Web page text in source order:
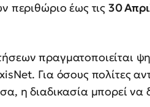
περιθώριο έως τις 30
πραγματοποιείται
Για όσους πολίτες
η διαδικασία μπορεί